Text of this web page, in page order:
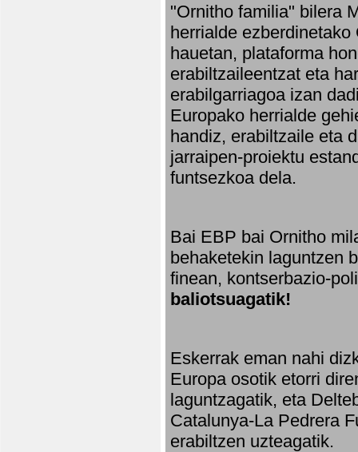
"Ornitho familia" bilera
herrialde
hauetan, plataforma
erabiltzaileentzat eta
erabilgarriagoa izan
Europako herrialde
handiz, erabiltzaile eta
jarraipen-proiektu
funtsezkoa dela.
Bai EBP bai Ornitho
behaketekin laguntzen
finean, kontserbazio-
baliotsuagatik!
Eskerrak eman nahi
Europa osotik etorri
laguntzagatik, eta
Catalunya-La Pedrera
erabiltzen uzteagatik.